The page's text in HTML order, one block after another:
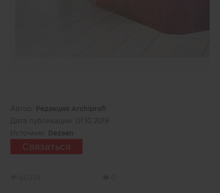
Автор:
Редакция Archiprofi
Дата публикации: 01.10.2019
Источник:
Dezeen
Связаться